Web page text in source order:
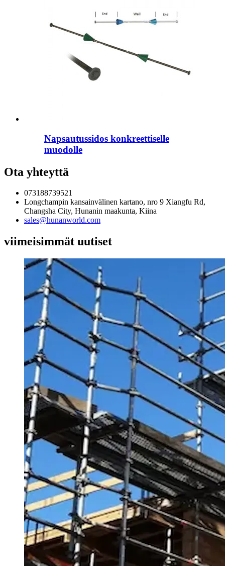
Napsautussidos konkreettiselle
muodolle
Ota yhteyttä
073188739521
Longchampin kansainvälinen kartano, nro 9 Xiangfu Rd,
Changsha City, Hunanin maakunta, Kiina
sales@hunanworld.com
viimeisimmät uutiset